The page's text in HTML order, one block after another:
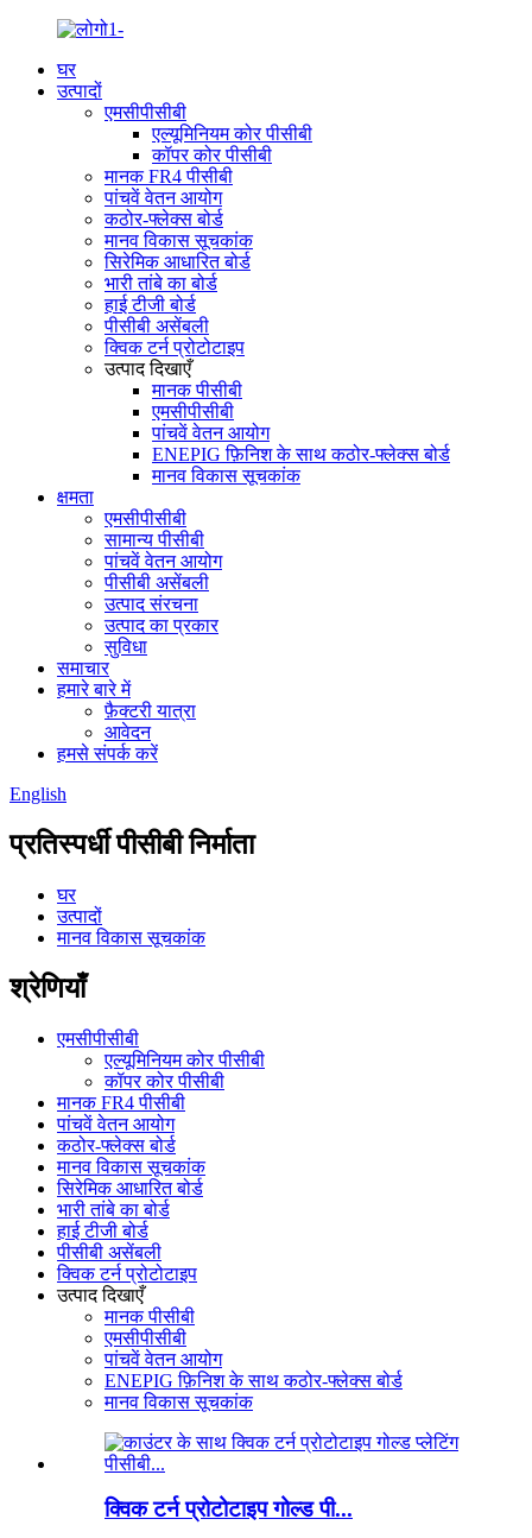
घर
उत्पादों
एमसीपीसीबी
एल्यूमिनियम कोर पीसीबी
कॉपर कोर पीसीबी
मानक FR4 पीसीबी
पांचवें वेतन आयोग
कठोर-फ्लेक्स बोर्ड
मानव विकास सूचकांक
सिरेमिक आधारित बोर्ड
भारी तांबे का बोर्ड
हाई टीजी बोर्ड
पीसीबी असेंबली
क्विक टर्न प्रोटोटाइप
उत्पाद दिखाएँ
मानक पीसीबी
एमसीपीसीबी
पांचवें वेतन आयोग
ENEPIG फ़िनिश के साथ कठोर-फ्लेक्स बोर्ड
मानव विकास सूचकांक
क्षमता
एमसीपीसीबी
सामान्य पीसीबी
पांचवें वेतन आयोग
पीसीबी असेंबली
उत्पाद संरचना
उत्पाद का प्रकार
सुविधा
समाचार
हमारे बारे में
फ़ैक्टरी यात्रा
आवेदन
हमसे संपर्क करें
English
प्रतिस्पर्धी पीसीबी निर्माता
घर
उत्पादों
मानव विकास सूचकांक
श्रेणियाँ
एमसीपीसीबी
एल्यूमिनियम कोर पीसीबी
कॉपर कोर पीसीबी
मानक FR4 पीसीबी
पांचवें वेतन आयोग
कठोर-फ्लेक्स बोर्ड
मानव विकास सूचकांक
सिरेमिक आधारित बोर्ड
भारी तांबे का बोर्ड
हाई टीजी बोर्ड
पीसीबी असेंबली
क्विक टर्न प्रोटोटाइप
उत्पाद दिखाएँ
मानक पीसीबी
एमसीपीसीबी
पांचवें वेतन आयोग
ENEPIG फ़िनिश के साथ कठोर-फ्लेक्स बोर्ड
मानव विकास सूचकांक
क्विक टर्न प्रोटोटाइप गोल्ड पी...